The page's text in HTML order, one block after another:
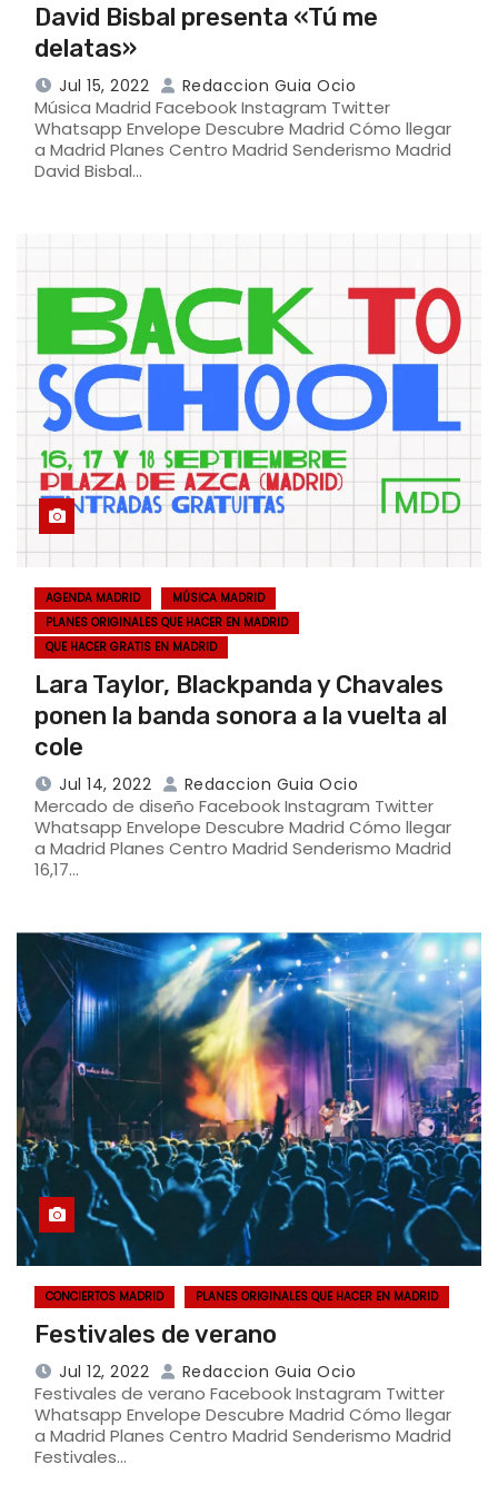
David Bisbal presenta «Tú me
delatas»
Jul 15, 2022 Redaccion Guia Ocio
Música Madrid Facebook Instagram Twitter
Whatsapp Envelope Descubre Madrid Cómo llegar
a Madrid Planes Centro Madrid Senderismo Madrid
David Bisbal…
AGENDA MADRID
MÚSICA MADRID
PLANES ORIGINALES QUE HACER EN MADRID
QUE HACER GRATIS EN MADRID
Lara Taylor, Blackpanda y Chavales
ponen la banda sonora a la vuelta al
cole
Jul 14, 2022 Redaccion Guia Ocio
Mercado de diseño Facebook Instagram Twitter
Whatsapp Envelope Descubre Madrid Cómo llegar
a Madrid Planes Centro Madrid Senderismo Madrid
16,17…
CONCIERTOS MADRID PLANES ORIGINALES QUE HACER EN MADRID
Festivales de verano
Jul 12, 2022 Redaccion Guia Ocio
Festivales de verano Facebook Instagram Twitter
Whatsapp Envelope Descubre Madrid Cómo llegar
a Madrid Planes Centro Madrid Senderismo Madrid
Festivales…